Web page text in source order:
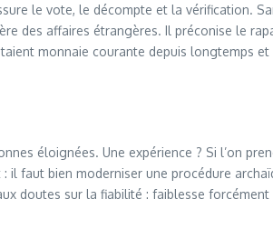
le vote, le décompte et la vérification.
des affaires étrangères. Il préconise le
monnaie courante depuis longtemps
éloignées. Une expérience ? Si l’on
faut bien moderniser une procédure
doutes sur la fiabilité : faiblesse